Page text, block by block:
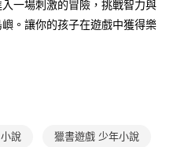
未達大哥付你分期系統評分，恕無
分期」於每月結算日後寄送繳費提
」（以下簡稱本公司）所提供，讓
即可結帳。
。
簡訊中的連結，可透過四大超商／
費，但若您需要取消訂單，請聯絡
費
費
及郵局i郵箱)
一場刺激的冒險，挑戰智力與
。讓你的孩子在遊戲中獲得樂
說 獵書遊戲 少年小說